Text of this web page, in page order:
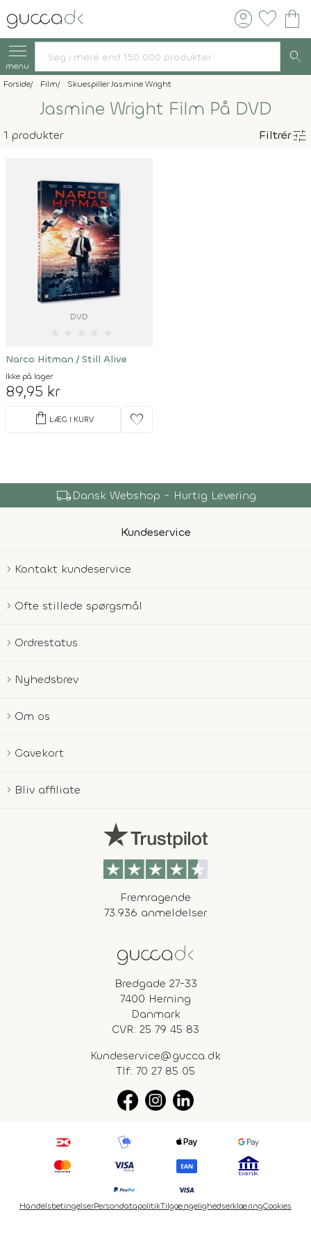
account_circle favorite shopping_bag
menu search
Forside Film Skuespiller Jasmine Wright
Jasmine Wright Film På DVD
1 produkter Filtrértune
DVD
Narco Hitman / Still Alive
Ikke på lager
89,95 kr
shopping_bag LÆG I KURV favorite
local_shippingDansk Webshop - Hurtig Levering
Kundeservice
Kontakt kundeservice
Ofte stillede spørgsmål
Ordrestatus
Nyhedsbrev
Om os
Gavekort
Bliv affiliate
Fremragende
73.936 anmeldelser
Bredgade 27-33
7400 Herning
Danmark
CVR: 25 79 45 83
Kundeservice@gucca.dk
Tlf: 70 27 85 05
HandelsbetingelserPersondatapolitikTilgængelighedserklæringCookies